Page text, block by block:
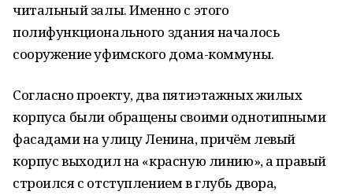
читальный залы. Именно с этого
полифункционального здания началось
сооружение уфимского дома-коммуны.
Согласно проекту, два пятиэтажных жилых
корпуса были обращены своими однотипными
фасадами на улицу Ленина, причём левый
корпус выходил на «красную линию», а правый
строился с отступлением в глубь двора,